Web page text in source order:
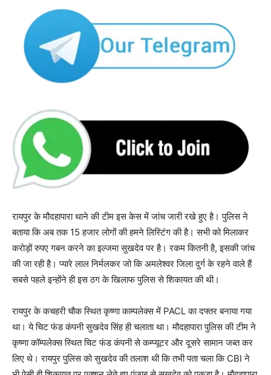
रायपुर के मौदहापारा थाने की टीम इस केस में जांच जारी रखे हुए है। पुलिस ने
बताया कि अब तक 15 हजार लोगों की हमने लिस्टिंग की है। सभी को मिलाकर
कराेड़ों रुपए गबन करने का इल्जमा सुखदेव पर है। रकम कितनी है, इसकी जांच
की जा रही है। प्यारे लाल निर्मलकर जो कि अमलेश्वर जिला दुर्ग के रहने वाले हैं
सबसे पहले इन्होंने ही इस ठग के खिलाफ पुलिस से शिकायत की थी।
रायपुर के कचहरी चौक स्थित कृष्णा काम्पलेक्स में PACL का दफ्तर बनाया गया
था। ये चिट फंड कंपनी सुखदेव सिंह ही चलाता था। मौदहापारा पुलिस की टीम ने
कृष्णा कॉम्पलेक्स स्थित चिट फंड कंपनी से कम्प्यूटर और दूसरे सामान जब्त कर
लिए थे। रायपुर पुलिस को सुखदेव की तलाश थी कि तभी पता चला कि CBI ने